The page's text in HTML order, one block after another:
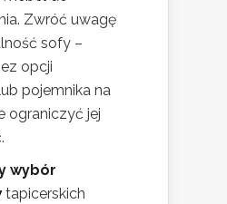
Zwróć uwagę
sofy –
opcji
pojemnika na
ograniczyć jej
wybór
tapicerskich